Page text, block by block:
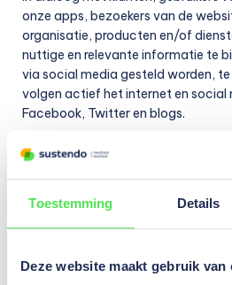
Toestemming Details
Deze website maakt gebruik van
onze apps, bezoekers van de
organisatie, producten en/of
nuttige en relevante informatie te
via social media gesteld worden,
volgen actief het internet en social
Facebook, Twitter en blogs.
Wij behouden ons uitdrukkelijk het
iedere vraag of opmerking te
inhoudelijk reageren kan dan ook
Het kan voorkomen dat bij het